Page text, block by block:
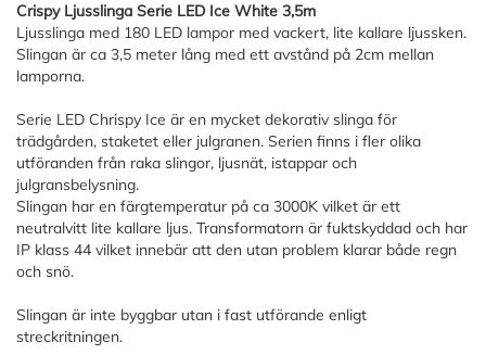
Crispy Ljusslinga Serie LED Ice White 3,5m
Ljusslinga med 180 LED lampor med vackert, lite kallare ljussken.
Slingan är ca 3,5 meter lång med ett avstånd på 2cm mellan
lamporna.
Serie LED Chrispy Ice är en mycket dekorativ slinga för
trädgården, staketet eller julgranen. Serien finns i fler olika
utföranden från raka slingor, ljusnät, istappar och
julgransbelysning.
Slingan har en färgtemperatur på ca 3000K vilket är ett
neutralvitt lite kallare ljus. Transformatorn är fuktskyddad och har
IP klass 44 vilket innebär att den utan problem klarar både regn
och snö.
Slingan är inte byggbar utan i fast utförande enligt
streckritningen.